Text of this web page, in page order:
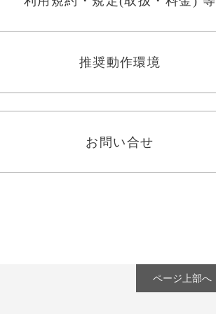
推奨動作環境
お問い合せ
ページ上部へ